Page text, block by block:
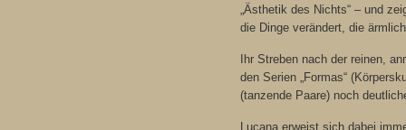
„Ästhetik des Nichts“ – und
die Dinge verändert, die
Ihr Streben nach der reinen,
den Serien „Formas“
(tanzende Paare) noch
Lucana erweist sich dabei